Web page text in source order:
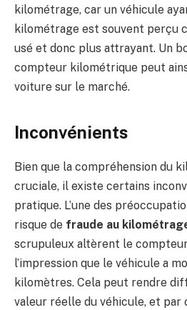
kilométrage, car un véhicule
kilométrage est souvent perçu
usé et donc plus attrayant. Un
compteur kilométrique peut
voiture sur le marché.
Inconvénients
Bien que la compréhension du
cruciale, il existe certains
pratique. L’une des
risque de fraude au
scrupuleux altèrent le
l’impression que le véhicule a
kilomètres. Cela peut rendre
valeur réelle du véhicule, et par